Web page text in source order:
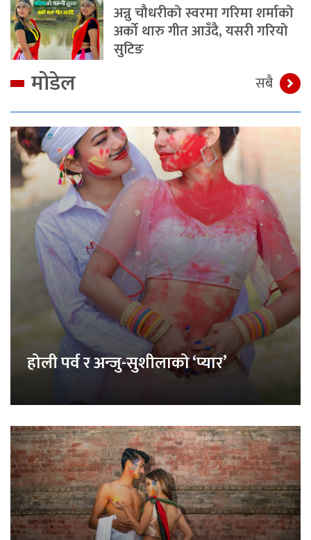
अन्नु चौधरीको स्वरमा गरिमा शर्माको
अर्को थारु गीत आउँदै, यसरी गरियो
सुटिङ
मोडेल सबै
होली पर्व र अन्जु-सुशीलाको ‘प्यार’